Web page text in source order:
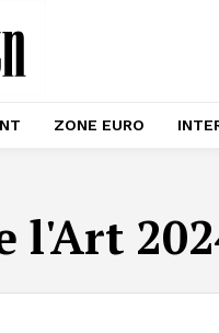
ZONE EURO
l'Art